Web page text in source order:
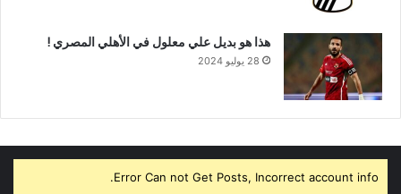
هذا هو بديل علي معلول في الأهلي المصري !
28 يوليو 2024
Error Can not Get Posts, Incorrect account info.